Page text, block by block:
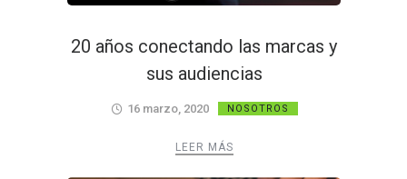
20 años conectando las marcas y
sus audiencias
16 marzo, 2020 NOSOTROS
LEER MÁS